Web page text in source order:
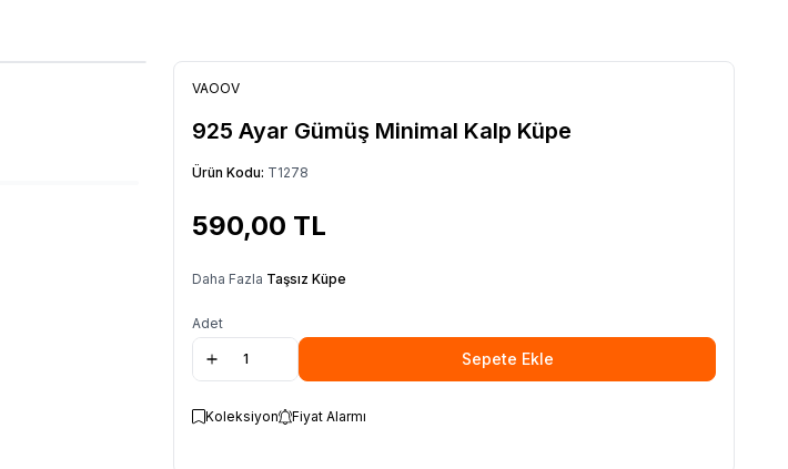
VAOOV
925 Ayar Gümüş Minimal Kalp Küpe
Ürün Kodu: T1278
590,00 TL
Daha Fazla Taşsız Küpe
Adet
Sepete Ekle
Koleksiyon Fiyat Alarmı